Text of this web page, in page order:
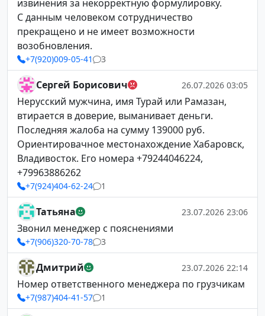
извинения за некорректную формулировку.
С данным человеком сотрудничество
прекращено и не имеет возможности
возобновления.
+7(920)009-05-41 3
Сергей Борисович 26.07.2026 03:05
Нерусский мужчина, имя Турай или Рамазан,
втирается в доверие, выманивает деньги.
Последняя жалоба на сумму 139000 руб.
Ориентировачное местонахождение Хабаровск,
Владивосток. Его номера +79244046224,
+79963886262
+7(924)404-62-24 1
Татьяна 23.07.2026 23:06
Звонил менеджер с пояснениями
+7(906)320-70-78 3
Дмитрий 23.07.2026 22:14
Номер ответственного менеджера по грузчикам
+7(987)404-41-57 1